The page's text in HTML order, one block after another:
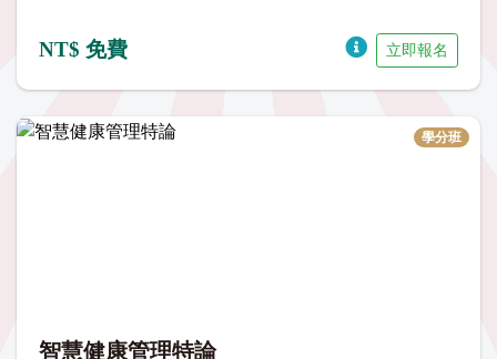
NT$ 免費 立即報名
學分班
智慧健康管理特論